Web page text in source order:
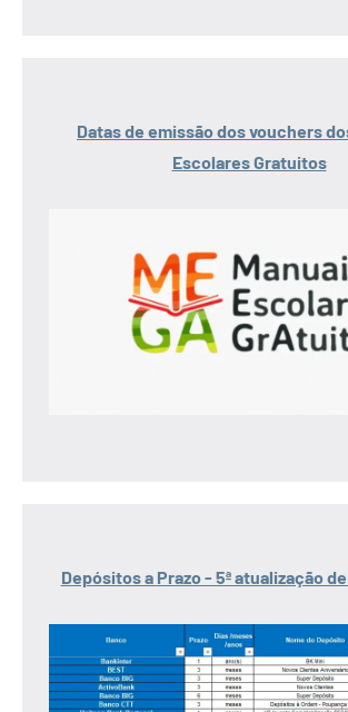
Datas de emissão dos vouchers
Escolares Gratuitos
Depósitos a Prazo - 5ª atualização